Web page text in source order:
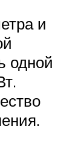
и
одной